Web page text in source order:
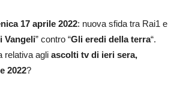
17 aprile 2022: nuova sfida tra Rai1 e
Vangeli” contro “Gli eredi della terra“.
relativa agli ascolti tv di ieri sera,
2022?